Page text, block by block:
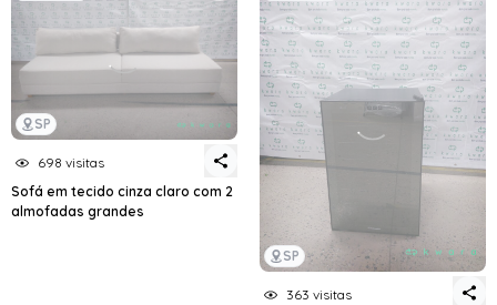
SP
698 visitas
Sofá em tecido cinza claro com 2
almofadas grandes
SP
363 visitas